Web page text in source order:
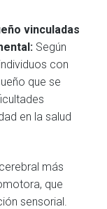
vinculadas
Según
con
que se
en la salud
más
que
sensorial.